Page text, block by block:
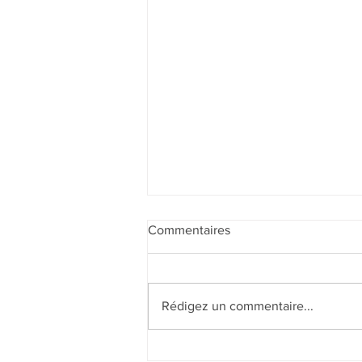
Commentaires
Rédigez un commentaire...